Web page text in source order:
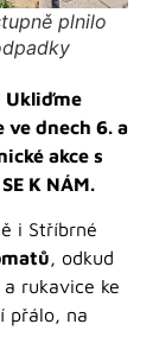
plnilo
Ukliďme
ve dnech 6. a
akce s
K NÁM.
i Stříbrné
, odkud
rukavice ke
přálo, na